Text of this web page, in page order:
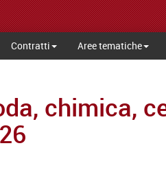
Contratti Aree tematiche
chimica,